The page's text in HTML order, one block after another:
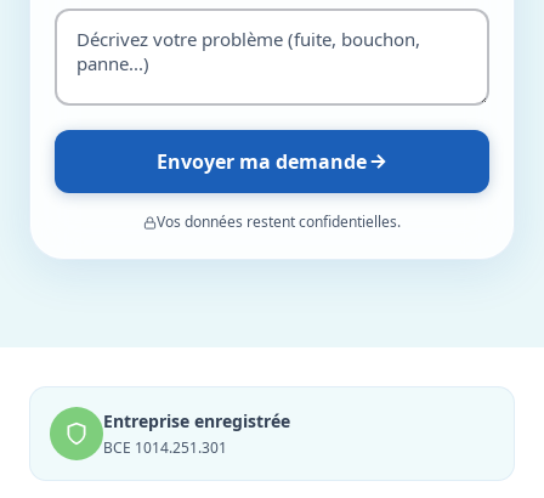
Envoyer ma demande
Vos données restent confidentielles.
Entreprise enregistrée
BCE 1014.251.301